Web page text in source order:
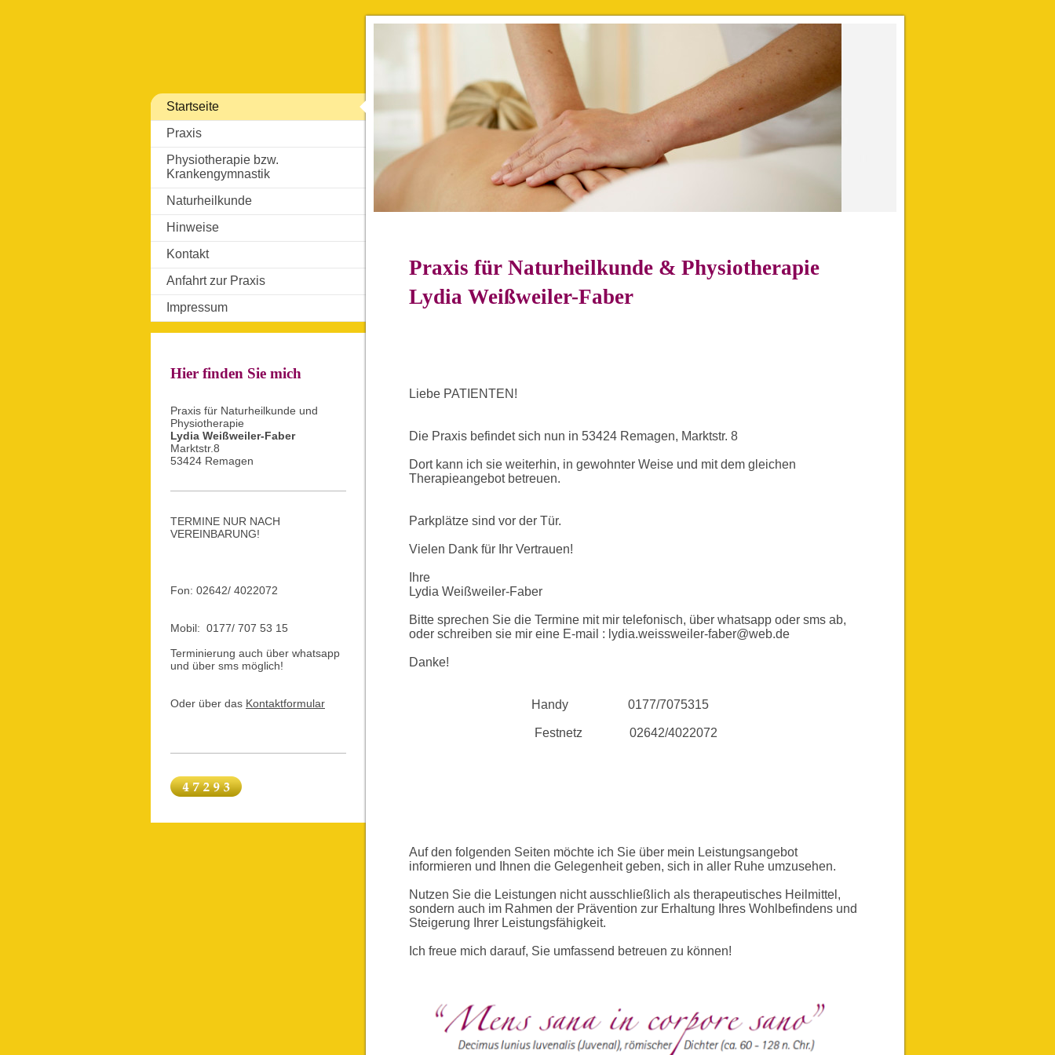
Praxis für Naturheilkunde & Physiotherapie
Lydia Weißweiler-Faber
Liebe PATIENTEN!
Die Praxis befindet sich nun in 53424 Remagen, Marktstr. 8
Dort kann ich sie weiterhin, in gewohnter Weise und mit dem gleichen
Therapieangebot betreuen.
Parkplätze sind vor der Tür.
Vielen Dank für Ihr Vertrauen!
Ihre
Lydia Weißweiler-Faber
Bitte sprechen Sie die Termine mit mir telefonisch, über whatsapp oder sms ab,
oder schreiben sie mir eine E-mail : lydia.weissweiler-faber@web.de
Danke!
Handy 0177/7075315
Festnetz 02642/4022072
Auf den folgenden Seiten möchte ich Sie über mein Leistungsangebot
informieren und Ihnen die Gelegenheit geben, sich in aller Ruhe umzusehen.
Nutzen Sie die Leistungen nicht ausschließlich als therapeutisches Heilmittel,
sondern auch im Rahmen der Prävention zur Erhaltung Ihres Wohlbefindens und
Steigerung Ihrer Leistungsfähigkeit.
Ich freue mich darauf, Sie umfassend betreuen zu können!
Startseite
Praxis
Physiotherapie bzw.
Krankengymnastik
Naturheilkunde
Hinweise
Kontakt
Anfahrt zur Praxis
Impressum
Hier finden Sie mich
Praxis für Naturheilkunde und
Physiotherapie
Lydia Weißweiler-Faber
Marktstr.8
53424 Remagen
TERMINE NUR NACH
VEREINBARUNG!
Fon: 02642/ 4022072
Mobil: 0177/ 707 53 15
Terminierung auch über whatsapp
und über sms möglich!
Oder über das Kontaktformular